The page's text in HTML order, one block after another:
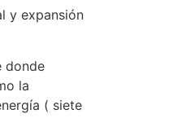
y expansión
donde
la
( siete